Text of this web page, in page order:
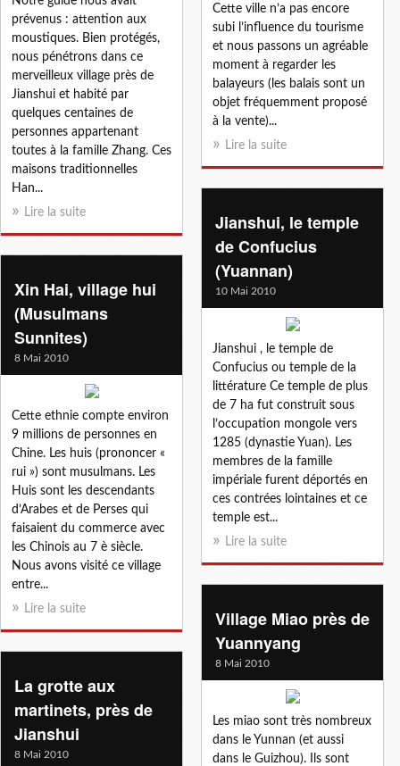
prévenus : attention aux
moustiques. Bien protégés,
nous pénétrons dans ce
merveilleux village près de
Jianshui et habité par
quelques centaines de
personnes appartenant
toutes à la famille Zhang. Ces
maisons traditionnelles
Han...
Lire la suite
Cette ville n’a pas encore
subi l’influence du tourisme
et nous passons un agréable
moment à regarder les
balayeurs (les balais sont un
objet fréquemment proposé
à la vente)...
Lire la suite
Jianshui, le temple
de Confucius
(Yuannan)
10 Mai 2010
Jianshui , le temple de
Confucius ou temple de la
littérature Ce temple de plus
de 7 ha fut construit sous
l’occupation mongole vers
1285 (dynastie Yuan). Les
membres de la famille
impériale furent déportés en
ces contrées lointaines et ce
temple est...
Lire la suite
Xin Hai, village hui
(Musulmans
Sunnites)
8 Mai 2010
Cette ethnie compte environ
9 millions de personnes en
Chine. Les huis (prononcer «
rui ») sont musulmans. Les
Huis sont les descendants
d’Arabes et de Perses qui
faisaient du commerce avec
les Chinois au 7 è siècle.
Nous avons visité ce village
entre...
Lire la suite
Village Miao près de
Yuannyang
8 Mai 2010
Les miao sont très nombreux
dans le Yunnan (et aussi
dans le Guizhou). Ils sont
La grotte aux
martinets, près de
Jianshui
8 Mai 2010